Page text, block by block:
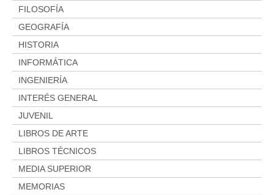
FILOSOFÍA
GEOGRAFÍA
HISTORIA
INFORMÁTICA
INGENIERÍA
INTERÉS GENERAL
JUVENIL
LIBROS DE ARTE
LIBROS TÉCNICOS
MEDIA SUPERIOR
MEMORIAS